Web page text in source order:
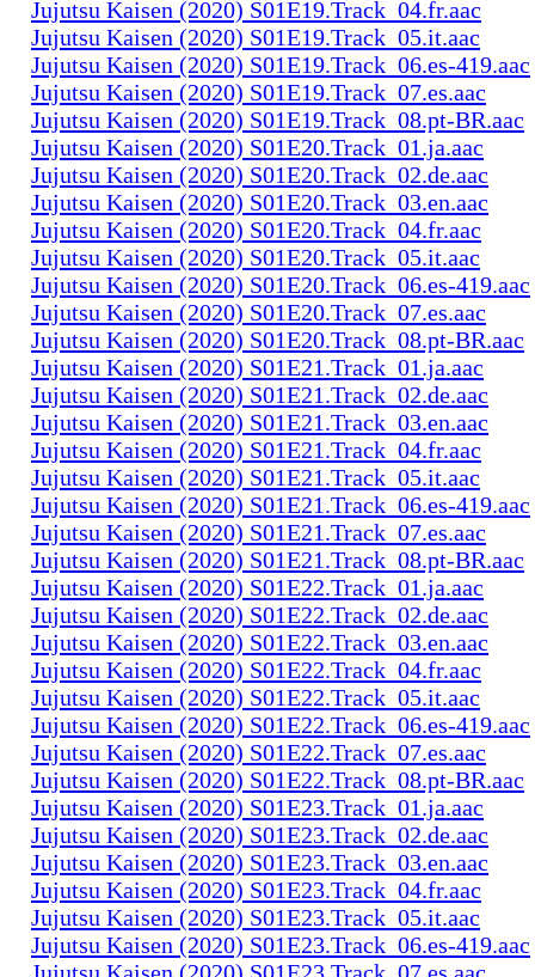
Jujutsu Kaisen (2020) S01E19.Track_04.fr.aac
Jujutsu Kaisen (2020) S01E19.Track_05.it.aac
Jujutsu Kaisen (2020) S01E19.Track_06.es-419.aac
Jujutsu Kaisen (2020) S01E19.Track_07.es.aac
Jujutsu Kaisen (2020) S01E19.Track_08.pt-BR.aac
Jujutsu Kaisen (2020) S01E20.Track_01.ja.aac
Jujutsu Kaisen (2020) S01E20.Track_02.de.aac
Jujutsu Kaisen (2020) S01E20.Track_03.en.aac
Jujutsu Kaisen (2020) S01E20.Track_04.fr.aac
Jujutsu Kaisen (2020) S01E20.Track_05.it.aac
Jujutsu Kaisen (2020) S01E20.Track_06.es-419.aac
Jujutsu Kaisen (2020) S01E20.Track_07.es.aac
Jujutsu Kaisen (2020) S01E20.Track_08.pt-BR.aac
Jujutsu Kaisen (2020) S01E21.Track_01.ja.aac
Jujutsu Kaisen (2020) S01E21.Track_02.de.aac
Jujutsu Kaisen (2020) S01E21.Track_03.en.aac
Jujutsu Kaisen (2020) S01E21.Track_04.fr.aac
Jujutsu Kaisen (2020) S01E21.Track_05.it.aac
Jujutsu Kaisen (2020) S01E21.Track_06.es-419.aac
Jujutsu Kaisen (2020) S01E21.Track_07.es.aac
Jujutsu Kaisen (2020) S01E21.Track_08.pt-BR.aac
Jujutsu Kaisen (2020) S01E22.Track_01.ja.aac
Jujutsu Kaisen (2020) S01E22.Track_02.de.aac
Jujutsu Kaisen (2020) S01E22.Track_03.en.aac
Jujutsu Kaisen (2020) S01E22.Track_04.fr.aac
Jujutsu Kaisen (2020) S01E22.Track_05.it.aac
Jujutsu Kaisen (2020) S01E22.Track_06.es-419.aac
Jujutsu Kaisen (2020) S01E22.Track_07.es.aac
Jujutsu Kaisen (2020) S01E22.Track_08.pt-BR.aac
Jujutsu Kaisen (2020) S01E23.Track_01.ja.aac
Jujutsu Kaisen (2020) S01E23.Track_02.de.aac
Jujutsu Kaisen (2020) S01E23.Track_03.en.aac
Jujutsu Kaisen (2020) S01E23.Track_04.fr.aac
Jujutsu Kaisen (2020) S01E23.Track_05.it.aac
Jujutsu Kaisen (2020) S01E23.Track_06.es-419.aac